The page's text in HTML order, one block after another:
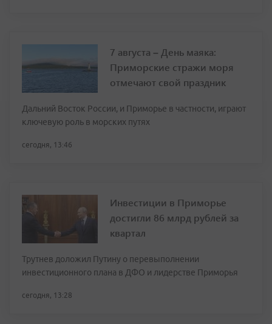
7 августа – День маяка:
Приморские стражи моря
отмечают свой праздник
Дальний Восток России, и Приморье в частности, играют
ключевую роль в морских путях
сегодня, 13:46
Инвестиции в Приморье
достигли 86 млрд рублей за
квартал
Трутнев доложил Путину о перевыполнении
инвестиционного плана в ДФО и лидерстве Приморья
сегодня, 13:28